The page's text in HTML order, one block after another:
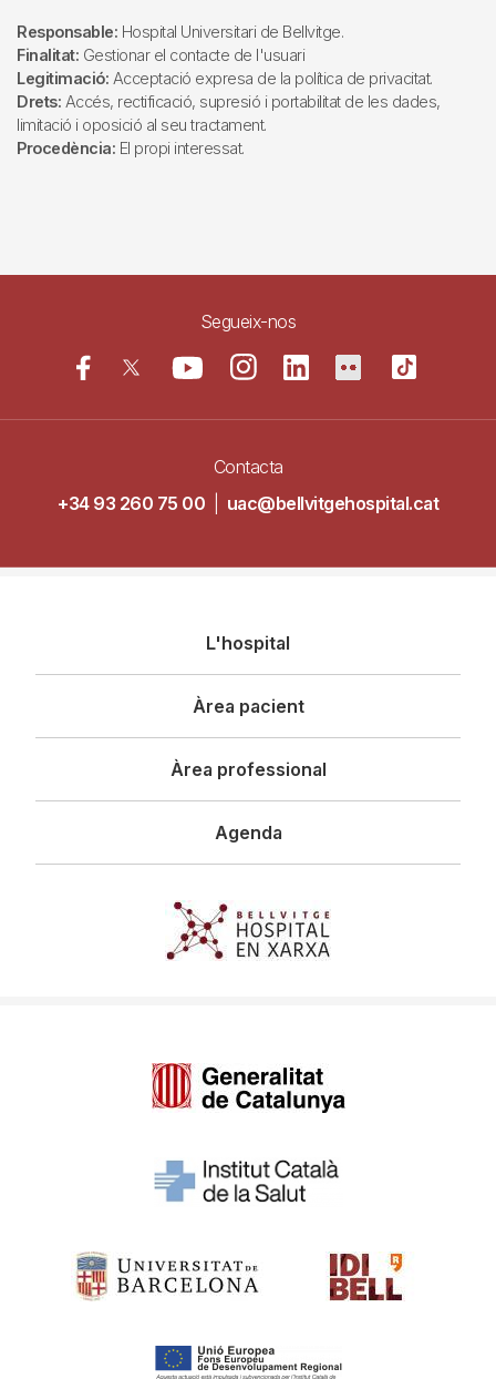
Responsable: Hospital Universitari de Bellvitge.
Finalitat: Gestionar el contacte de l'usuari
Legitimació: Acceptació expresa de la política de privacitat.
Drets: Accés, rectificació, supresió i portabilitat de les dades,
limitació i oposició al seu tractament.
Procedència: El propi interessat.
Segueix-nos
Contacta
+34 93 260 75 00
uac@bellvitgehospital.cat
principal
L'hospital
Àrea pacient
Àrea professional
Agenda